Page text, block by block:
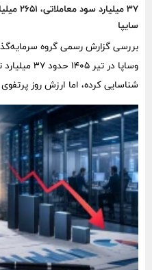
۳۷
سایپا
بررسی گزارش رسمی گروه
وساپا در
نیز به سهام سایپا اختصاص دارد.